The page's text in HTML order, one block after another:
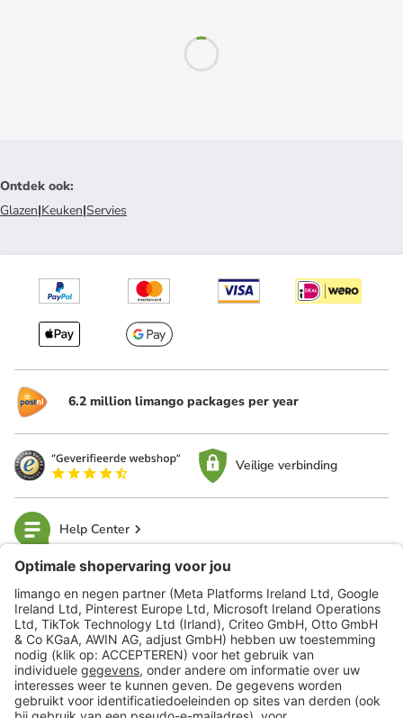
Ontdek ook:
Glazen|Keuken|Servies
6.2 million limango packages per year
Veilige verbinding
Help Center
limango
Veilig winkelen
Klantenservice
Shop